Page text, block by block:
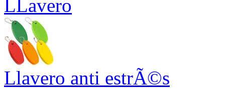
LLavero
Llavero anti estrÃ©s